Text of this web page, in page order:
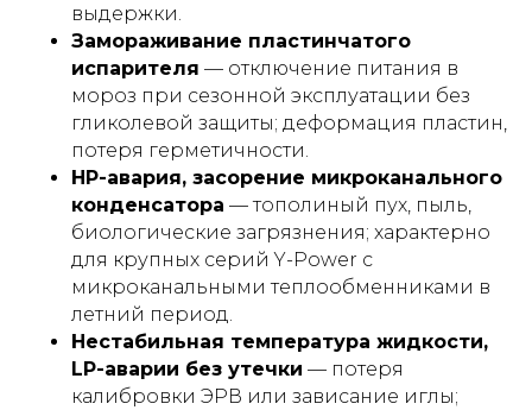
выдержки.
Замораживание пластинчатого
испарителя — отключение питания в
мороз при сезонной эксплуатации без
гликолевой защиты; деформация пластин,
потеря герметичности.
HP-авария, засорение микроканального
конденсатора — тополиный пух, пыль,
биологические загрязнения; характерно
для крупных серий Y-Power с
микроканальными теплообменниками в
летний период.
Нестабильная температура жидкости,
LP-аварии без утечки — потеря
калибровки ЭРВ или зависание иглы;